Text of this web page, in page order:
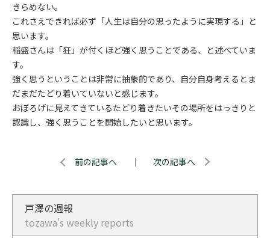
きらめない。
これさえできれば必ず「人生は自分の思ったように実現する」と
思います。
稲盛さんは「狂」が付くほど強く思うことである、と述べていま
す。
強く思うということは非常に抽象的であり、自分自身考えるとま
だまだたどり着いていないと感じます。
おぼろげに見えてきているたどり着きたいその場所をはっきりと
認識し、強く思うことを開始したいと思います。
前の記事へ ｜ 次の記事へ
戸澤の週報
tozawa's weekly reports